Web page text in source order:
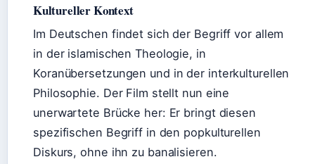
Kultureller Kontext
Im Deutschen findet sich der Begriff vor allem
in der islamischen Theologie, in
Koranübersetzungen und in der interkulturellen
Philosophie. Der Film stellt nun eine
unerwartete Brücke her: Er bringt diesen
spezifischen Begriff in den popkulturellen
Diskurs, ohne ihn zu banalisieren.